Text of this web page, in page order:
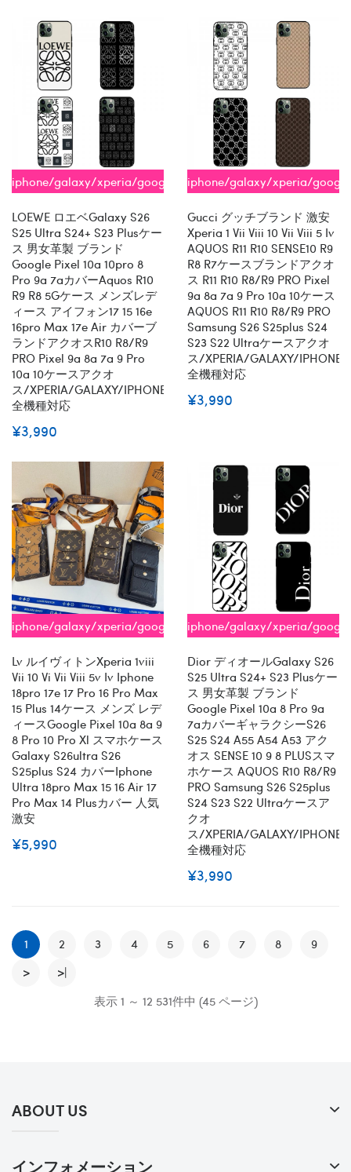
iphone/galaxy/xperia/google/aquos
LOEWE ロエベGalaxy S26
S25 Ultra S24+ S23 Plusケー
ス 男女革製 ブランド
Google Pixel 10a 10pro 8
Pro 9a 7aカバーaquos R10
R9 R8 5Gケース メンズレデ
ィース アイフォン17 15 16e
16pro Max 17e Air カバーブ
ランドアクオスR10 R8/R9
PRO Pixel 9a 8a 7a 9 Pro
10a 10ケースアクオ
ス/XPERIA/GALAXY/IPHONE
全機種対応
¥3,990
iphone/galaxy/xperia/
Gucci グッチブランド 激安
Xperia 1 Vii Viii 10 Vii Viii 5 Iv
AQUOS R11 R10 SENSE10 R9
R8 R7ケースブランドアクオ
ス R11 R10 R8/R9 PRO Pixel
9a 8a 7a 9 Pro 10a 10ケース
AQUOS R11 R10 R8/R9 PRO
Samsung S26 S25plus S24
S23 S22 Ultraケースアクオ
ス/XPERIA/GALAXY/IPHONE
全機種対応
¥3,990
iphone/galaxy/xperia/google/aquos
Lv ルイヴィトンxperia 1viii
Vii 10 Vi Vii Viii 5v Iv Iphone
18pro 17e 17 Pro 16 Pro Max
15 Plus 14ケース メンズ レデ
ィースgoogle Pixel 10a 8a 9
8 Pro 10 Pro Xl スマホケース
Galaxy S26ultra S26
S25plus S24 カバーiphone
Ultra 18pro Max 15 16 Air 17
Pro Max 14 Plusカバー 人気
激安
¥5,990
iphone/galaxy/xperia/
Dior ディオールGalaxy S26
S25 Ultra S24+ S23 Plusケー
ス 男女革製 ブランド
Google Pixel 10a 8 Pro 9a
7aカバーギャラクシーs26
S25 S24 A55 A54 A53 アク
オス SENSE 10 9 8 PLUSスマ
ホケース AQUOS R10 R8/R9
PRO Samsung S26 S25plus
S24 S23 S22 Ultraケースア
クオ
ス/XPERIA/GALAXY/IPHONE
全機種対応
¥3,990
1 2 3 4 5 6 7 8
9
>
>|
表示 1 ～ 12 531件中 (45 ページ)
ABOUT US
インフォメーション